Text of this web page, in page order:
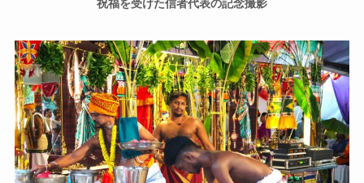
祝福を受けた信者代表の記念撮影